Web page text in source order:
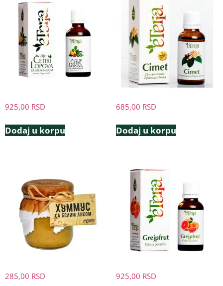
925,00 RSD
Dodaj u korpu
685,00 RSD
Dodaj u korpu
285,00 RSD 925,00 RSD